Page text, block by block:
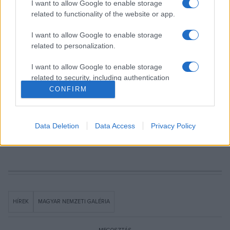
I want to allow Google to enable storage
related to functionality of the website or app.
I want to allow Google to enable storage
related to personalization.
I want to allow Google to enable storage
related to security, including authentication
functionality and fraud prevention, and other
user protection.
CONFIRM
Data Deletion Data Access Privacy Policy
stratégiájának az utolsó tíz évben történő változását is, a
gyűjtőkör tágítását a vizuális kultúra tárgyanyagának
szélesebb köre felé.
A tárlatról készült galériaITTtekinthető meg.
HÍREK MAGYAR NEMZETI GALÉRIA